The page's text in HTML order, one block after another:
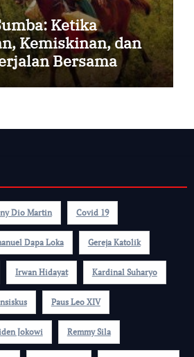
Ketika
Kemiskinan, dan
Bersama
Dio Martin Covid 19
Dapa Loka Gereja Katolik
Irwan Hidayat Kardinal Suharyo
Paus Leo XIV
Jokowi Remmy Sila